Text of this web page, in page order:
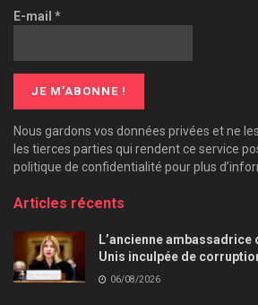
E-mail *
Nous gardons vos données privées et ne
les tierces parties qui rendent ce service
politique de confidentialité pour plus
Articles récents
L’ancienne ambassadrice
Unis inculpée de
06/08/2026